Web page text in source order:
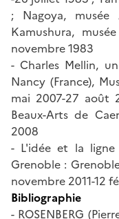
; Nagoya, musée
Kamushura,
novembre 1983
- Charles Mellin,
Nancy (France),
mai 2007-27 août
Beaux-Arts de
2008
- L'idée et la ligne
Grenoble :
novembre 2011-12
Bibliographie
- ROSENBERG